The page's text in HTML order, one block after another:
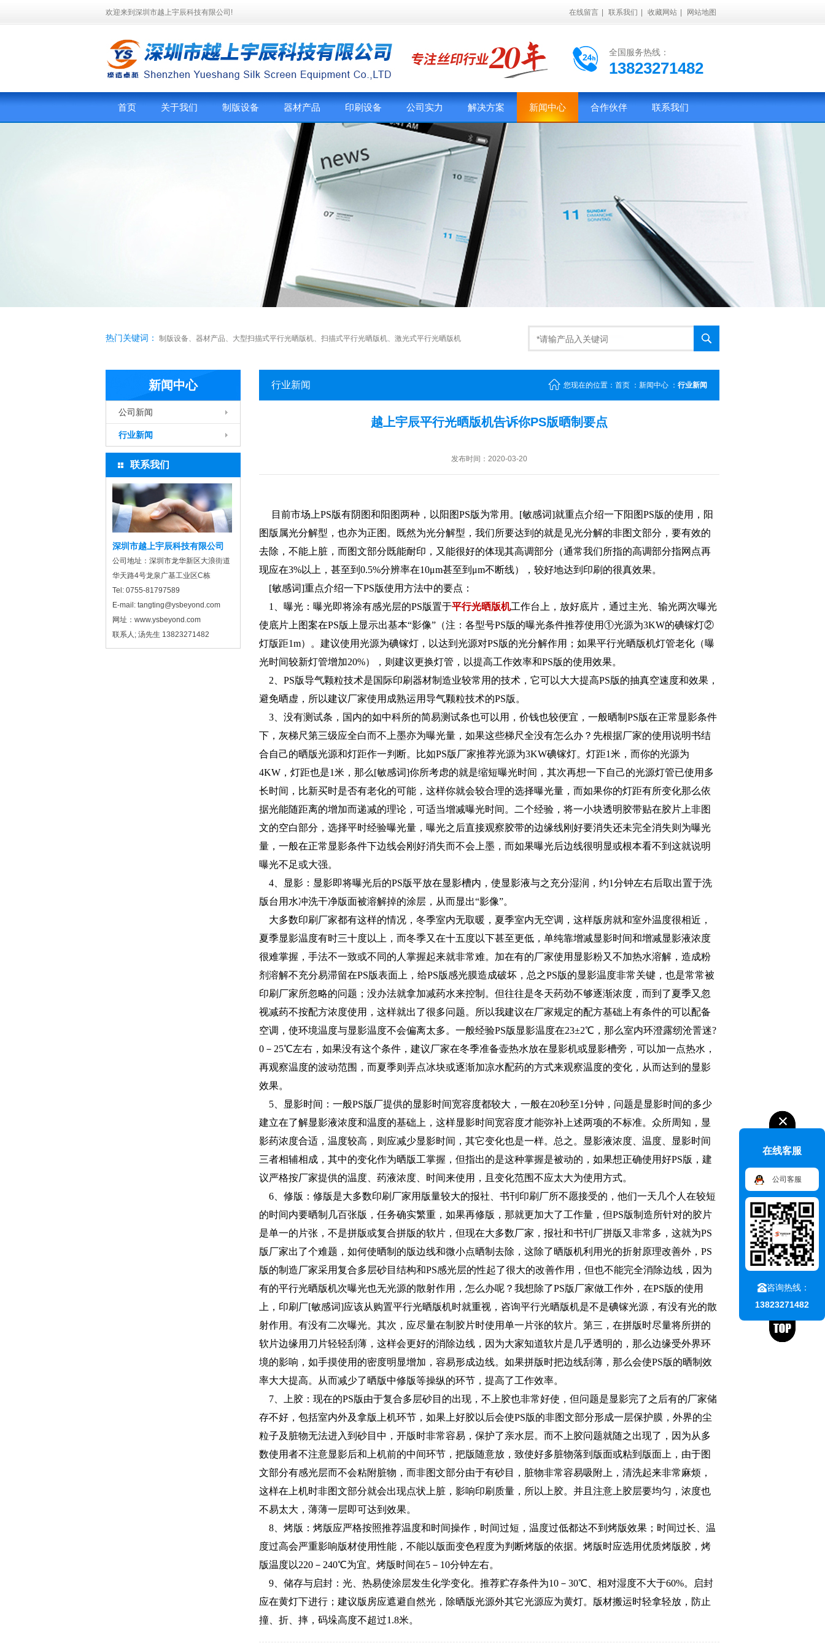
在线留言 联系我们 收藏网站 网站地图
欢迎来到深圳市越上宇辰科技有限公司!
全国服务热线：
13823271482
首页 关于我们 制版设备 器材产品 印刷设备 公司实力 解决方案 新闻中心 合作伙伴 联系我们
热门关键词： 制版设备、 器材产品、 大型扫描式平行光晒版机、 扫描式平行光晒版机、 激光式平行光晒版机
新闻中心
公司新闻
行业新闻
联系我们
深圳市越上宇辰科技有限公司
公司地址：深圳市龙华新区大浪街道
华天路4号龙泉广基工业区C栋
Tel: 0755-81797589
E-mail: tangting@ysbeyond.com
网址：www.ysbeyond.com
联系人; 汤先生 13823271482
行业新闻 您现在的位置： 首页 ： 新闻中心 ： 行业新闻
越上宇辰平行光晒版机告诉你PS版晒制要点
发布时间：2020-03-20
目前市场上PS版有阴图和阳图两种，以阳图PS版为常用。[敏感词]就重点介绍一下阳图PS版的使用，阳
图版属光分解型，也亦为正图。既然为光分解型，我们所要达到的就是见光分解的非图文部分，要有效的
去除，不能上脏，而图文部分既能耐印，又能很好的体现其高调部分（通常我们所指的高调部分指网点再
现应在3%以上，甚至到 0.5%分辨率在10μm甚至到μm不断线），较好地达到印刷的很真效果。
[敏感词]重点介绍一下PS版使用方法中的要点：
1
、曝光：曝光即将涂有感光层的PS版置于平行光晒版机工作台上，放好底片，通过主光、输光两次曝光
使底片上图案在PS版上显示出基本“影像”（注：各型号PS版的曝光条件推荐使用①光源为3KW的碘镓灯②
灯版距1m）。建议使用光源为碘镓灯，以达到光源对PS版的光分解作用；如果平行光晒版机灯管老化（曝
光时间较新灯管增加20%），则建议更换灯管，以提高工作效率和PS版的使用效果。
2
PS版导气颗粒技术是国际印刷器材制造业较常用的技术，它可以大大提高PS版的抽真空速度和效果，
避免晒虚，所以建议厂家使用成熟运用导气颗粒技术的PS版。
3 、没有测试条，国内的如中科所的简易测试条也可以用，价钱也较便宜，一般晒制 PS版在正常显影条件
下，灰梯尺第三级应全白而不上墨亦为曝光量，如果这些梯尺全没有怎么办？先根据厂家的使用说明书结
合自己的晒版光源和灯距作一判断。比如PS版厂家推荐光源为3KW碘镓灯。灯距1米，而你的光源为
4KW ，灯距也是1米，那么[敏感词]你所考虑的就是缩短曝光时间，其次再想一下自己的光源灯管已使用多
长时间，比新买时是否有老化的可能，这样你就会较合理的选择曝光量，而如果你的灯距有所变化那么依
据光能随距离的增加而递减的理论，可适当增减曝光时间。二个经验，将一小块透明胶带贴在胶片上非图
文的空白部分，选择平时经验曝光量，曝光之后直接观察胶带的边缘线刚好要消失还未完全消失则为曝光
量，一般在正常显影条件下边线会刚好消失而不会上墨，而如果曝光后边线很明显或根本看不到这就说明
曝光不足或大强。
4 、显影：显影即将曝光后的PS版平放在显影槽内，使显影液与之充分湿润，约1分钟左右后取出置于洗
版台用水冲洗干净版面被溶解掉的涂层，从而显出“影像”。
大多数印刷厂家都有这样的情况，冬季室内无取暖，夏季室内无空调，这样版房就和室外温度很相近，
夏季显影温度有时三十度以上，而冬季又在十五度以下甚至更低，单纯靠增减显影时间和增减显影液浓度
很难掌握，手法不一致或不同的人掌握起来就非常难。加在有的厂家使用显影粉又不加热水溶解，造成粉
剂溶解不充分易滞留在PS版表面上，给PS版感光膜造成破坏，总之PS版的显影温度非常关键，也是常常被
印刷厂家所忽略的问题；没办法就拿加减药水来控制。但往往是冬天药劲不够逐渐浓度，而到了夏季又忽
视减药不按配方浓度使用，这样就出了很多问题。所以我建议在厂家规定的配方基础上有条件的可以配备
空调，使环境温度与显影温度不会偏离太多。一般经验PS版显影温度在23±2℃，那么室内环澄露纫沧詈迷?
0 － 25℃左右，如果没有这个条件，建议厂家在冬季准备壶热水放在显影机或显影槽旁，可以加一点热水，
再观察温度的波动范围，而夏季则弄点冰块或逐渐加凉水配药的方式来观察温度的变化，从而达到的显影
效果。
5 、显影时间：一般PS版厂提供的显影时间宽容度都较大，一般在20秒至1分钟，问题是显影时间的多少
建立在了解显影液浓度和温度的基础上，这样显影时间宽容度才能弥补上述两项的不标准。众所周知，显
影药浓度合适，温度较高，则应减少显影时间，其它变化也是一样。总之。显影液浓度、温度、显影时间
三者相辅相成，其中的变化作为晒版工掌握，但指出的是这种掌握是被动的，如果想正确使用好PS版，建
议严格按厂家提供的温度、药液浓度、时间来使用，且变化范围不应太大为使用方式。
6 、修版：修版是大多数印刷厂家用版量较大的报社、书刊印刷厂所不愿接受的，他们一天几个人在较短
的时间内要晒制几百张版，任务确实繁重，如果再修版，那就更加大了工作量，但PS版制造所针对的胶片
是单一的片张，不是拼版或复合拼版的软片，但现在大多数厂家，报社和书刊厂拼版又非常多，这就为PS
版厂家出了个难题，如何使晒制的版边线和微小点晒制去除，这除了晒版机利用光的折射原理改善外， PS
版的制造厂家采用复合多层砂目结构和PS感光层的性起了很大的改善作用，但也不能完全消除边线，因为
有的平行光晒版机次曝光也无光源的散射作用，怎么办呢？我想除了PS版厂家做工作外，在PS版的使用
上，印刷厂[敏感词]应该从购置平行光晒版机时就重视，咨询平行光晒版机是不是碘镓光源，有没有光的散
射作用。有没有二次曝光。其次，应尽量在制胶片时使用单一片张的软片。第三，在拼版时尽量将所拼的
软片边缘用刀片轻轻刮薄，这样会更好的消除边线，因为大家知道软片是几乎透明的，那么边缘受外界环
境的影响，如手摸使用的密度明显增加，容易形成边线。如果拼版时把边线刮薄，那么会使PS版的晒制效
率大大提高。从而减少了晒版中修版等操纵的环节，提高了工作效率。
7 、上胶：现在的PS版由于复合多层砂目的出现，不上胶也非常好使，但问题是显影完了之后有的厂家储
存不好，包括室内外及拿版上机环节，如果上好胶以后会使PS版的非图文部分形成一层保护膜，外界的尘
粒子及脏物无法进入到砂目中，开版时非常容易，保护了亲水层。而不上胶问题就随之出现了，因为从多
数使用者不注意显影后和上机前的中间环节，把版随意放，致使好多脏物落到版面或粘到版面上，由于图
文部分有感光层而不会粘附脏物，而非图文部分由于有砂目，脏物非常容易吸附上，清洗起来非常麻烦，
这样在上机时非图文部分就会出现点状上脏，影响印刷质量，所以上胶。并且注意上胶层要均匀，浓度也
不易太大，薄薄一层即可达到效果。
8 、烤版：烤版应严格按照推荐温度和时间操作，时间过短，温度过低都达不到烤版效果；时间过长、温
度过高会严重影响版材使用性能，不能以版面变色程度为判断烤版的依据。烤版时应选用优质烤版胶，烤
版温度以220 － 240℃为宜。烤版时间在5 － 10分钟左右。
9 、储存与启封：光、热易使涂层发生化学变化。推荐贮存条件为10 － 30℃、相对湿度不大于60%。启封
应在黄灯下进行；建议版房应遮避自然光，除晒版光源外其它光源应为黄灯。版材搬运时轻拿轻放，防止
撞、折、摔，码垛高度不超过1.8米。
在线客服
公司客服
咨询热线：
13823271482